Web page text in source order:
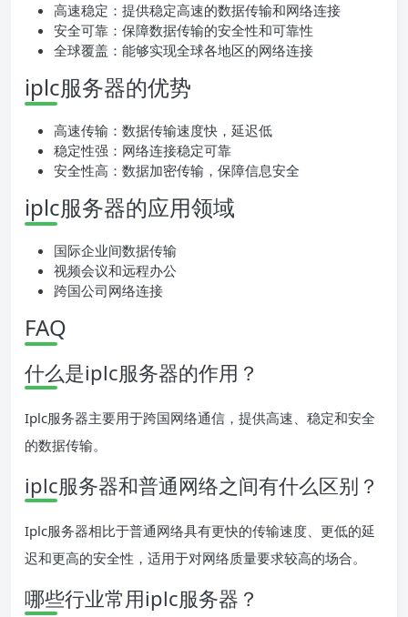
高速稳定：提供稳定高速的数据传输和网络连接
安全可靠：保障数据传输的安全性和可靠性
全球覆盖：能够实现全球各地区的网络连接
iplc服务器的优势
高速传输：数据传输速度快，延迟低
稳定性强：网络连接稳定可靠
安全性高：数据加密传输，保障信息安全
iplc服务器的应用领域
国际企业间数据传输
视频会议和远程办公
跨国公司网络连接
FAQ
什么是iplc服务器的作用？
Iplc服务器主要用于跨国网络通信，提供高速、稳定和安全
的数据传输。
iplc服务器和普通网络之间有什么区别？
Iplc服务器相比于普通网络具有更快的传输速度、更低的延
迟和更高的安全性，适用于对网络质量要求较高的场合。
哪些行业常用iplc服务器？